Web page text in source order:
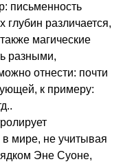
письменность
различается,
магические
разными,
отнести: почти
к примеру:
мире, не учитывая
Эне Суоне,